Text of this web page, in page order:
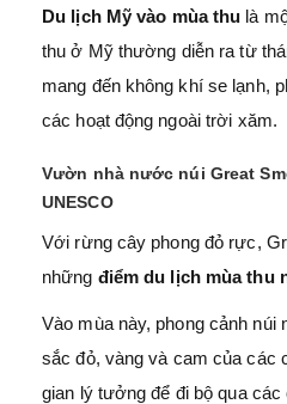
Du lịch Mỹ vào mùa thu là
thu ở Mỹ thường diễn ra từ
mang đến không khí se lạnh,
các hoạt động ngoài trời xăm.
Vườn nhà nước núi Great
UNESCO
Với rừng cây phong đỏ rực,
những điểm du lịch mùa thu
Vào mùa này, phong cảnh núi
sắc đỏ, vàng và cam của các
gian lý tưởng để đi bộ qua